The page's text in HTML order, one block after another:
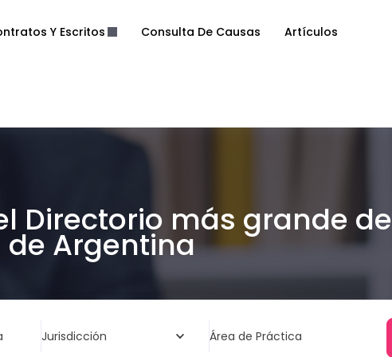
Y Escritos Consulta De Causas
Artículos
Directorio más grande de
Argentina
Jurisdicción Área de Práctica